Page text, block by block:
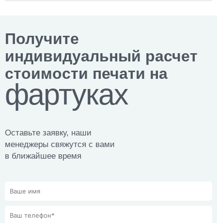
Получите
индивидуальный расчет
стоимости печати на
фартуках
Оставьте заявку, наши
менеджеры свяжутся с вами
в ближайшее время